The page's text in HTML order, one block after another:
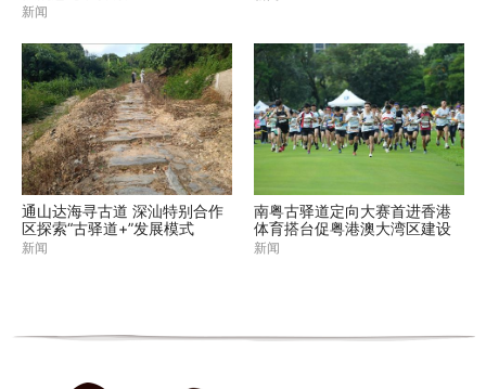
新闻
通山达海寻古道 深汕特别合作
区探索“古驿道+”发展模式
新闻
南粤古驿道定向大赛首进香港
体育搭台促粤港澳大湾区建设
新闻